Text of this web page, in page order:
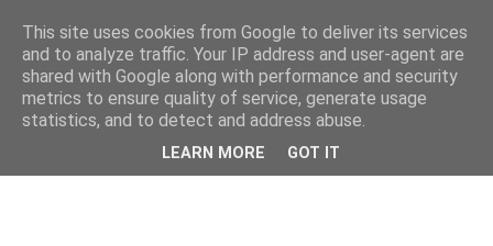
kristietim
viss, kas jāzin kristietim
This site uses cookies from Google to deliver its services
and to analyze traffic. Your IP address and user-agent are
shared with Google along with performance and security
metrics to ensure quality of service, generate usage
statistics, and to detect and address abuse.
LEARN MORE GOT IT